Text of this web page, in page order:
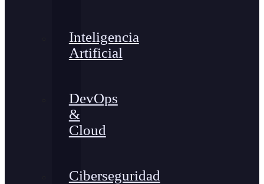
Inteligencia
Artificial
DevOps
&
Cloud
Ciberseguridad